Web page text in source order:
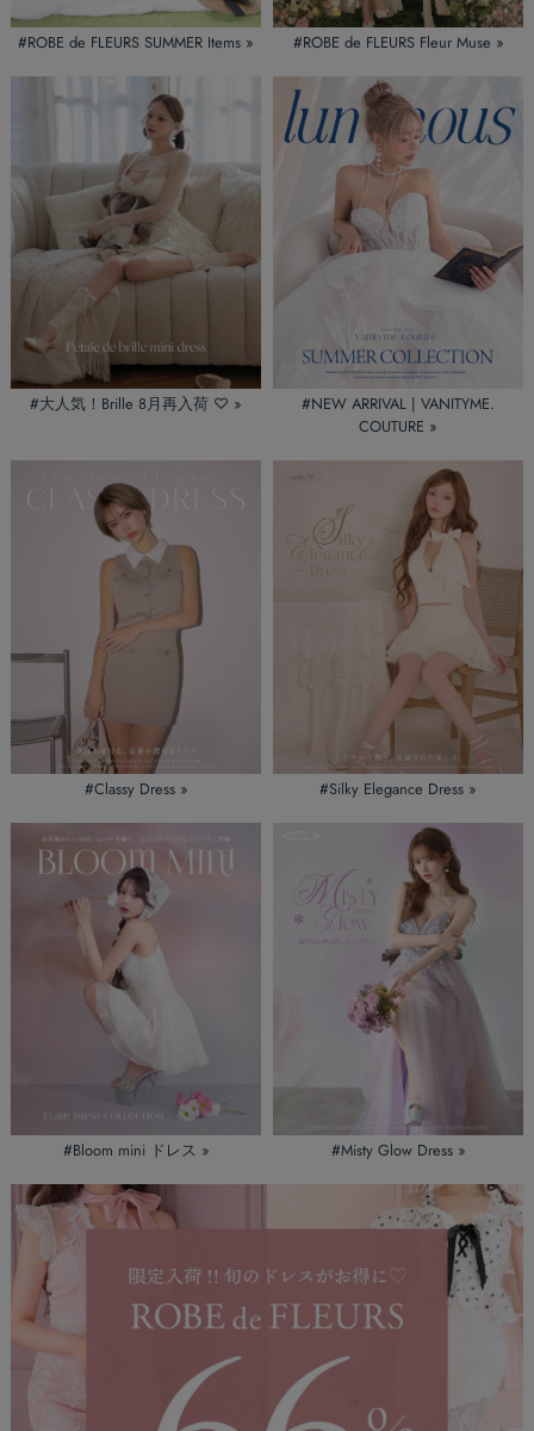
#ROBE de FLEURS SUMMER Items » #ROBE de FLEURS Fleur Muse »
#大人気！Brille 8月再入荷 ♡ »
#NEW ARRIVAL | VANITYME.
COUTURE »
#Classy Dress » #Silky Elegance Dress »
#Bloom mini ドレス » #Misty Glow Dress »